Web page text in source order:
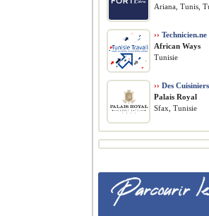
Ariana, Tunis,
››
African Ways
Tunisie
›› Des Cuisiniers
Palais Royal
Sfax, Tunisie